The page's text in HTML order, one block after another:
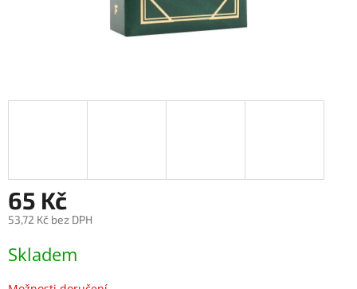
65 Kč
53,72 Kč bez DPH
cena:
Skladem